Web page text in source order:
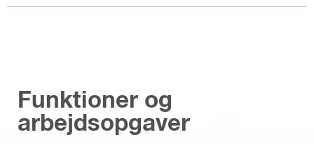
Funktioner og
arbejdsopgaver